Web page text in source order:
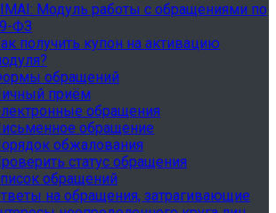
Модуль работы с обращениями по
ФЗ
получить купон на активацию
обращений
приём
обращения
обращение
обжалования
статус обращения
обращений
на обращения, затрагивающие